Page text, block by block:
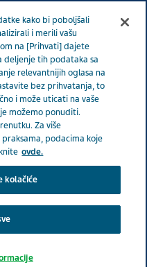
kako bi poboljšali
i merili vašu
na [Prihvati] dajete
deljenje tih podataka sa
relevantnijih oglasa na
bez prihvatanja, to
i može uticati na vaše
možemo ponuditi.
Za više
podacima koje
ovde.
kolačiće